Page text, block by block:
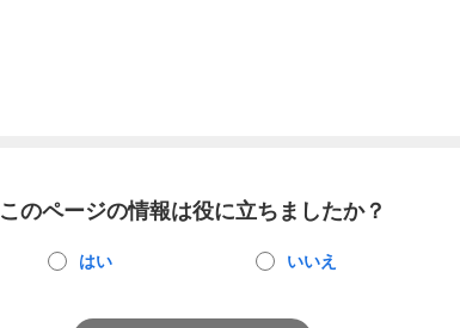
このページの情報は役に立ちましたか？
はい いいえ